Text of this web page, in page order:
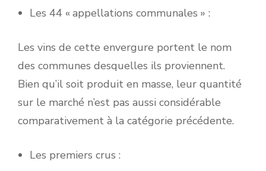
Les 44 « appellations communales » :
Les vins de cette envergure portent le nom
des communes desquelles ils proviennent.
Bien qu’il soit produit en masse, leur quantité
sur le marché n’est pas aussi considérable
comparativement à la catégorie précédente.
Les premiers crus :